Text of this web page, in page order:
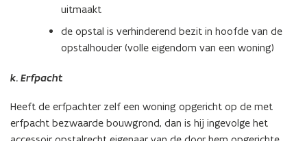
uitmaakt
de opstal is verhinderend bezit in hoofde van de
opstalhouder (volle eigendom van een woning)
k. Erfpacht
Heeft de erfpachter zelf een woning opgericht op de met
erfpacht bezwaarde bouwgrond, dan is hij ingevolge het